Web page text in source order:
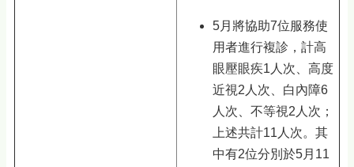
5月將協助7位服務使
用者進行複診，計高
眼壓眼疾1人次、高度
近視2人次、白內障6
人次、不等視2人次；
上述共計11人次。其
中有2位分別於5月11